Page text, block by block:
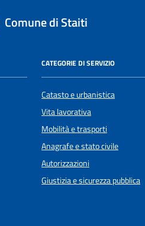
Comune di Staiti
CATEGORIE DI SERVIZIO
Catasto e urbanistica
Vita lavorativa
Mobilità e trasporti
Anagrafe e stato civile
Autorizzazioni
Giustizia e sicurezza pubblica